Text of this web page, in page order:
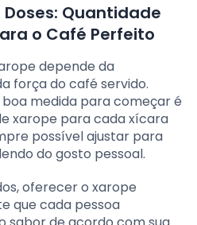
Quantidade
o Café Perfeito
depende da
força do café servido.
medida para começar é
xarope para cada xícara
possível ajustar para
do gosto pessoal.
oferecer o xarope
que cada pessoa